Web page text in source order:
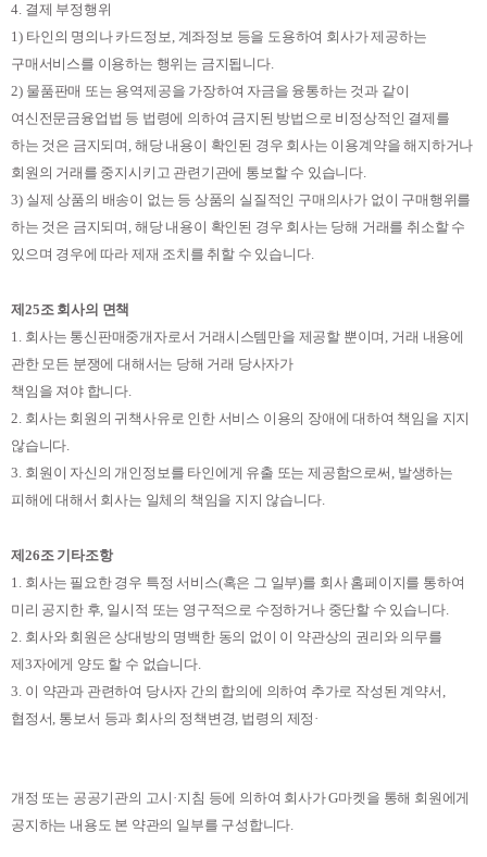
4. 결제 부정행위
1) 타인의 명의나 카드정보, 계좌정보 등을 도용하여 회사가 제공하는
구매서비스를 이용하는 행위는 금지됩니다.
2) 물품판매 또는 용역제공을 가장하여 자금을 융통하는 것과 같이
여신전문금융업법 등 법령에 의하여 금지된 방법으로 비정상적인 결제를
하는 것은 금지되며 , 해당 내용이 확인된 경우 회사는 이용계약을 해지하거나
회원의 거래를 중지시키고 관련기관에 통보할 수 있습니다.
3) 실제 상품의 배송이 없는 등 상품의 실질적인 구매의사가 없이 구매행위를
하는 것은 금지되며 , 해당 내용이 확인된 경우 회사는 당해 거래를 취소할 수
있으며 경우에 따라 제재 조치를 취할 수 있습니다.
제 25조 회사의 면책
1. 회사는 통신판매중개자로서 거래시스템만을 제공할 뿐이며 , 거래 내용에
관한 모든 분쟁에 대해서는 당해 거래 당사자가
책임을 져야 합니다.
2. 회사는 회원의 귀책사유로 인한 서비스 이용의 장애에 대하여 책임을 지지
않습니다.
3. 회원이 자신의 개인정보를 타인에게 유출 또는 제공함으로써 , 발생하는
피해에 대해서 회사는 일체의 책임을 지지 않습니다.
제 26조 기타조항
1. 회사는 필요한 경우 특정 서비스(혹은 그 일부)를 회사 홈페이지를 통하여
미리 공지한 후, 일시적 또는 영구적으로 수정하거나 중단할 수 있습니다.
2. 회사와 회원은 상대방의 명백한 동의 없이 이 약관상의 권리와 의무를
제3자에게 양도 할 수 없습니다.
3. 이 약관과 관련하여 당사자 간의 합의에 의하여 추가로 작성된 계약서 ,
협정서, 통보서 등과 회사의 정책변경, 법령의 제정 ·
개정 또는 공공기관의 고시 ·지침 등에 의하여 회사가G마켓을 통해 회원에게
공지하는 내용도 본 약관의 일부를 구성합니다.